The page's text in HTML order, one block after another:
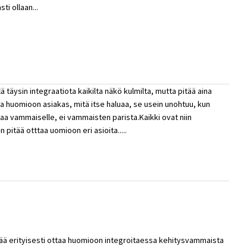
ollaan...
täysin integraatiota kaikilta näkö kulmilta, mutta pitää aina
huomioon asiakas, mitä itse haluaa, se usein unohtuu, kun
vammaiselle, ei vammaisten parista.Kaikki ovat niin
pitää otttaa uomioon eri asioita.....
erityisesti ottaa huomioon integroitaessa kehitysvammaista